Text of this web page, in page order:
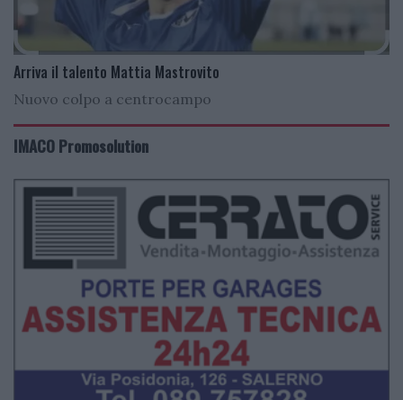
Arriva il talento Mattia Mastrovito
Nuovo colpo a centrocampo
IMACO Promosolution